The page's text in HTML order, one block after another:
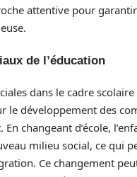
attentive pour
de l’éducation
dans le cadre
le développement des
En changeant d’école,
milieu social, ce qui
Ce changement